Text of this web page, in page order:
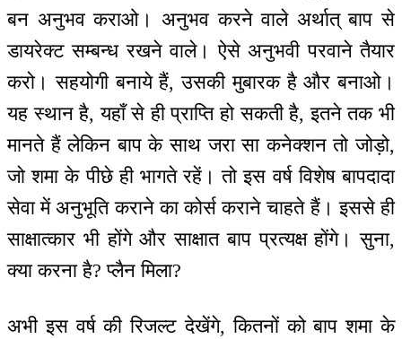
बन अनुभव कराओ। अनुभव करने वाले अर्थात् बाप से
डायरेक्ट सम्बन्ध रखने वाले। ऐसे अनुभवी परवाने तैयार
करो। सहयोगी बनाये हैं, उसकी मुबारक है और बनाओ।
यह स्थान है, यहाँ से ही प्राप्ति हो सकती है, इतने तक भी
मानते हैं लेकिन बाप के साथ जरा सा कनेक्शन तो जोड़ो,
जो शमा के पीछे ही भागते रहें। तो इस वर्ष विशेष बापदादा
सेवा में अनुभूति कराने का कोर्स कराने चाहते हैं। इससे ही
साक्षात्कार भी होंगे और साक्षात बाप प्रत्यक्ष होंगे। सुना,
क्या करना है? प्लैन मिला?
अभी इस वर्ष की रिजल्ट देखेंगे, कितनों को बाप शमा के